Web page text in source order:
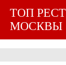
ТОП
МОСКВЫ